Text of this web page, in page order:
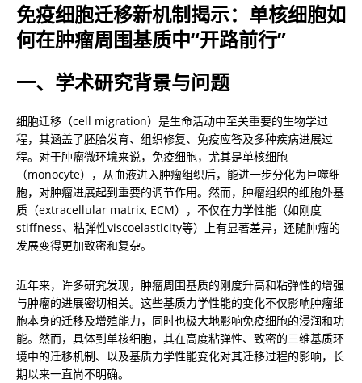
免疫细胞迁移新机制揭示：单核细胞如
何在肿瘤周围基质中“开路前行”
一、学术研究背景与问题
细胞迁移（cell migration）是生命活动中至关重要的生物学过
程，其涵盖了胚胎发育、组织修复、免疫应答及多种疾病进展过
程。对于肿瘤微环境来说，免疫细胞，尤其是单核细胞
（monocyte），从血液进入肿瘤组织后，能进一步分化为巨噬细
胞，对肿瘤进展起到重要的调节作用。然而，肿瘤组织的细胞外基
质（extracellular matrix, ECM），不仅在力学性能（如刚度
stiffness、粘弹性viscoelasticity等）上有显著差异，还随肿瘤的
发展变得更加致密和复杂。
近年来，许多研究发现，肿瘤周围基质的刚度升高和粘弹性的增强
与肿瘤的进展密切相关。这些基质力学性能的变化不仅影响肿瘤细
胞本身的迁移及增殖能力，同时也极大地影响免疫细胞的浸润和功
能。然而，具体到单核细胞，其在高度粘弹性、致密的三维基质环
境中的迁移机制、以及基质力学性能变化对其迁移过程的影响，长
期以来一直尚不明确。